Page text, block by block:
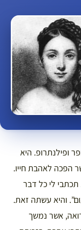
ופילנתרופ. היא
הפכה לאהבת חייו.
לי כל דבר
והיא עשתה זאת.
אשר נמשך